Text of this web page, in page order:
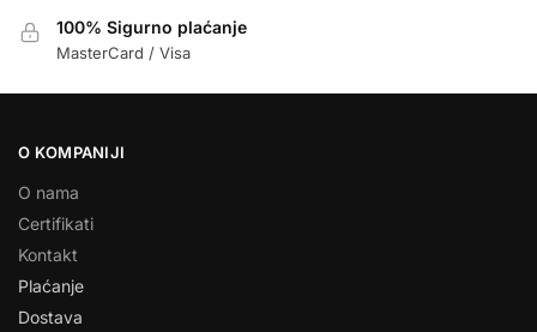
100% Sigurno plaćanje
MasterCard / Visa
O KOMPANIJI
O nama
Certifikati
Kontakt
Plaćanje
Dostava